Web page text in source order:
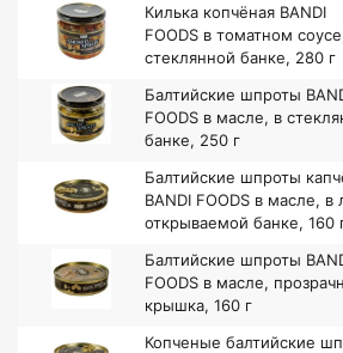
Килька копчёная BANDI
FOODS в томатном
стеклянной банке, 280 г
Балтийские шпроты
FOODS в масле, в
банке, 250 г
Балтийские шпроты
BANDI FOODS в масле, в
открываемой банке, 160
Балтийские шпроты
FOODS в масле,
крышка, 160 г
Копченые балтийские